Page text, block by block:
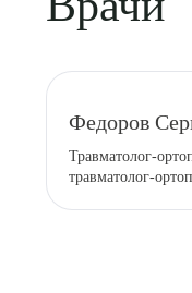
Федоров
Травматолог-
травматолог-